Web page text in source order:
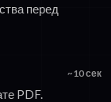
перед
~10 сек
PDF.